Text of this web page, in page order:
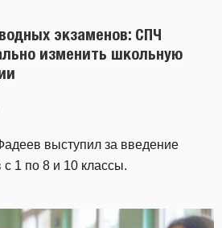
экзаменов: СПЧ
изменить школьную
выступил за введение
1 по 8 и 10 классы.